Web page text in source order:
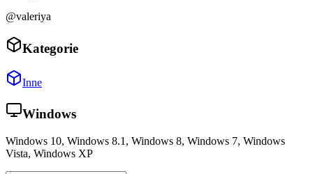
@valeriya
Kategorie
Inne
Windows
Windows 10, Windows 8.1, Windows 8, Windows 7, Windows
Vista, Windows XP